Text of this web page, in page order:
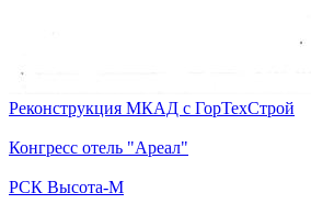
Реконструкция МКАД с ГорТехСтрой
Конгресс отель "Ареал"
РСК Высота-М